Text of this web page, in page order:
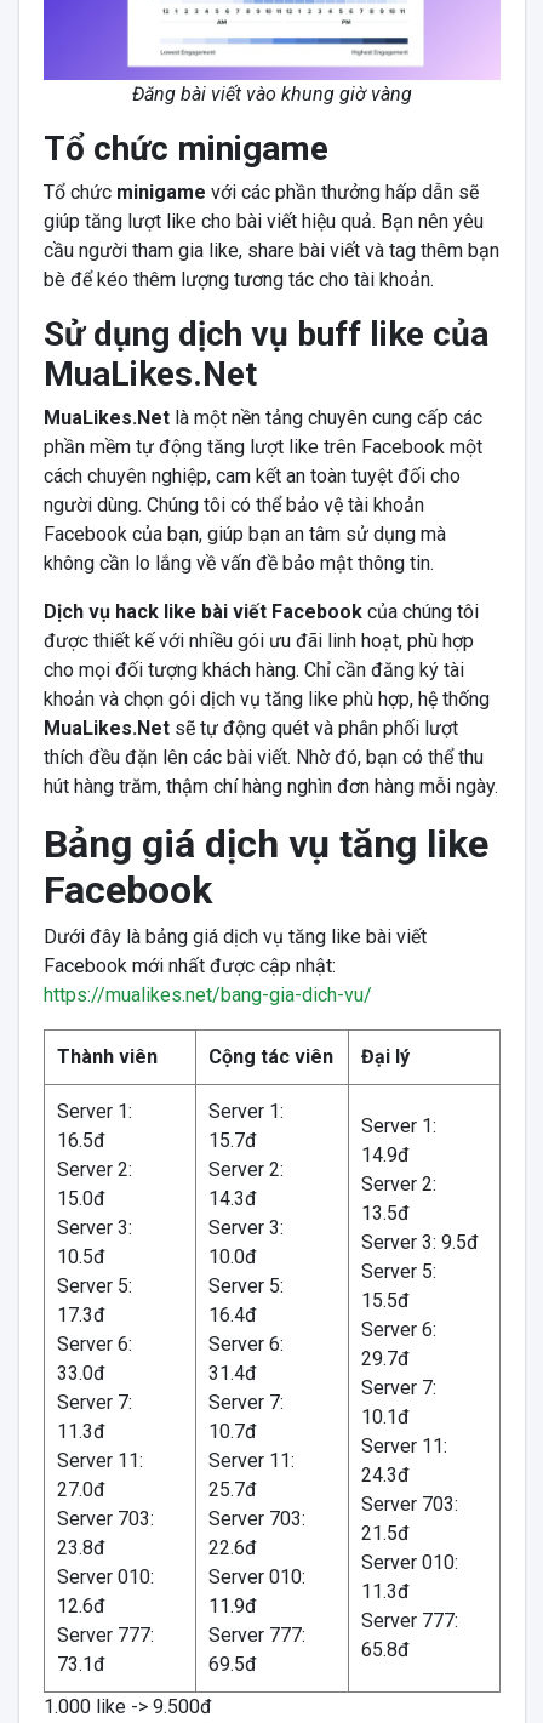
Đăng bài viết vào khung giờ vàng
Tổ chức minigame
Tổ chức minigame với các phần thưởng hấp dẫn sẽ
giúp tăng lượt like cho bài viết hiệu quả. Bạn nên yêu
cầu người tham gia like, share bài viết và tag thêm bạn
bè để kéo thêm lượng tương tác cho tài khoản.
Sử dụng dịch vụ buff like của
MuaLikes.Net
MuaLikes.Net là một nền tảng chuyên cung cấp các
phần mềm tự động tăng lượt like trên Facebook một
cách chuyên nghiệp, cam kết an toàn tuyệt đối cho
người dùng. Chúng tôi có thể bảo vệ tài khoản
Facebook của bạn, giúp bạn an tâm sử dụng mà
không cần lo lắng về vấn đề bảo mật thông tin.
Dịch vụ hack like bài viết Facebookcủa chúng tôi
được thiết kế với nhiều gói ưu đãi linh hoạt, phù hợp
cho mọi đối tượng khách hàng. Chỉ cần đăng ký tài
khoản và chọn gói dịch vụ tăng like phù hợp, hệ thống
MuaLikes.Netsẽ tự động quét và phân phối lượt
thích đều đặn lên các bài viết. Nhờ đó, bạn có thể thu
hút hàng trăm, thậm chí hàng nghìn đơn hàng mỗi ngày.
Bảng giá dịch vụ tăng like
Facebook
Dưới đây là bảng giá dịch vụ tăng like bài viết
Facebook mới nhất được cập nhật:
https://mualikes.net/bang-gia-dich-vu/
Thành viên Cộng tác viên Đại lý
Server 1:
16.5đ
Server 2:
15.0đ
Server 3:
10.5đ
Server 5:
17.3đ
Server 6:
33.0đ
Server 7:
11.3đ
Server 11:
27.0đ
Server 703:
23.8đ
Server 010:
12.6đ
Server 777:
73.1đ
Server 1:
15.7đ
Server 2:
14.3đ
Server 3:
10.0đ
Server 5:
16.4đ
Server 6:
31.4đ
Server 7:
10.7đ
Server 11:
25.7đ
Server 703:
22.6đ
Server 010:
11.9đ
Server 777:
69.5đ
Server 1:
14.9đ
Server 2:
13.5đ
Server 3: 9.5đ
Server 5:
15.5đ
Server 6:
29.7đ
Server 7:
10.1đ
Server 11:
24.3đ
Server 703:
21.5đ
Server 010:
11.3đ
Server 777:
65.8đ
1.000 like -> 9.500đ